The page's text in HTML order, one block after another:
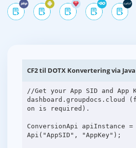
CF2 til DOTX Konvertering via Java
//Get your App SID and
on is required).
ConversionApi apiInstance =
Api("AppSID", "AppKey");